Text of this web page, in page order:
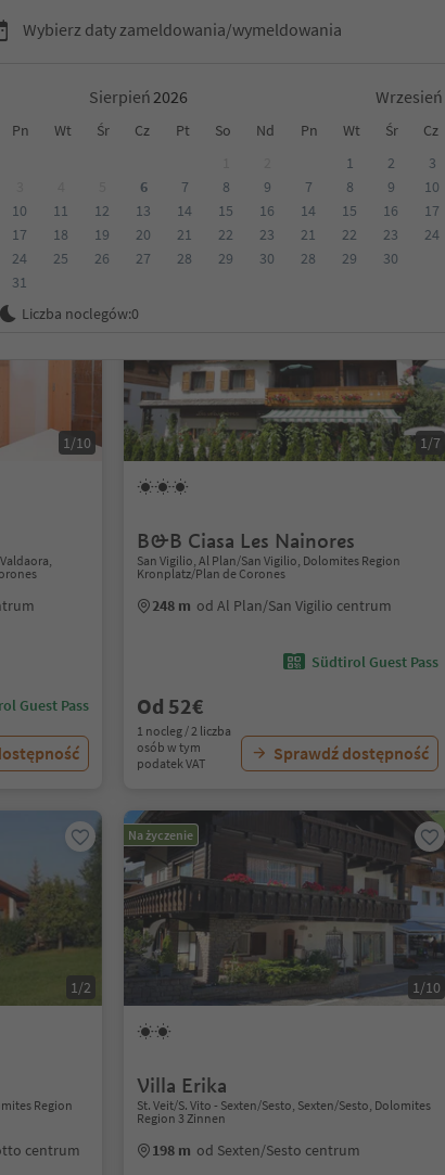
Wybierz daty zameldowania/wymeldowania
Sierpień Wrzesień
Pn Wt Śr Cz Pt So Nd Pn Wt Śr Cz
6 7 8
9
10
11 12 13 14 15
16
17
18 19 20 21 22
23
24
25 26 27 28 29
30
31
1 2 3
7
8 9 10
14
15 16 17
21
22 23 24
28
29 30
Liczba noclegów:0
Kategoria Opcje wyżywienia Ekologiczne zakwaterowanie
1/10
Guest Pass
1/7
B&B Ciasa Les Nainores
San Vigilio, Al Plan/San Vigilio, Dolomites Region
Kronplatz/Plan de Corones
248 m od Al Plan/San Vigilio centrum
Südtirol Guest Pass
Od 52€
1 nocleg / 2 liczba
osób w tym
podatek VAT
Sprawdź dostępność
1/2
Region
centrum
Na życzenie
1/10
Villa Erika
St. Veit/S. Vito - Sexten/Sesto, Sexten/Sesto, Dolomites
Region 3 Zinnen
198 m od Sexten/Sesto centrum